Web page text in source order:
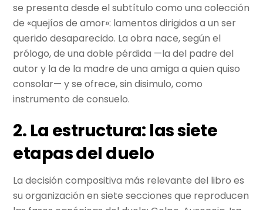
se presenta desde el subtítulo como una colección
de «quejíos de amor»: lamentos dirigidos a un ser
querido desaparecido. La obra nace, según el
prólogo, de una doble pérdida —la del padre del
autor y la de la madre de una amiga a quien quiso
consolar— y se ofrece, sin disimulo, como
instrumento de consuelo.
2. La estructura: las siete
etapas del duelo
La decisión compositiva más relevante del libro es
su organización en siete secciones que reproducen